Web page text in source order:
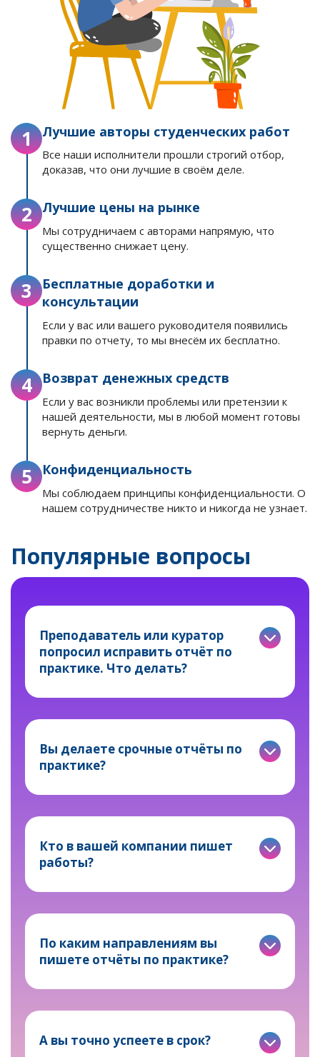
1 Лучшие авторы студенческих работ
Все наши исполнители прошли строгий отбор,
доказав, что они лучшие в своём деле.
2 Лучшие цены на рынке
Мы сотрудничаем с авторами напрямую, что
существенно снижает цену.
3
Бесплатные доработки и
консультации
Если у вас или вашего руководителя появились
правки по отчету, то мы внесём их бесплатно.
4 Возврат денежных средств
Если у вас возникли проблемы или претензии к
нашей деятельности, мы в любой момент готовы
вернуть деньги.
5 Конфиденциальность
Мы соблюдаем принципы конфиденциальности. О
нашем сотрудничестве никто и никогда не узнает.
Популярные вопросы
Преподаватель или куратор
попросил исправить отчёт по
практике. Что делать?
Вы делаете срочные отчёты по
практике?
Кто в вашей компании пишет
работы?
По каким направлениям вы
пишете отчёты по практике?
А вы точно успеете в срок?